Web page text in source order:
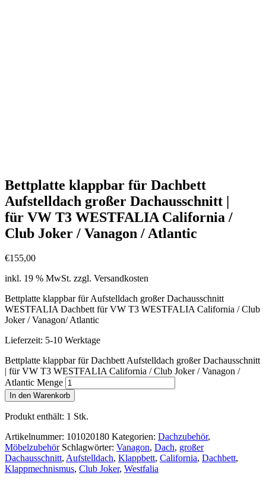
Bettplatte klappbar für Dachbett
Aufstelldach großer Dachausschnitt |
für VW T3 WESTFALIA California /
Club Joker / Vanagon / Atlantic
€155,00
inkl. 19 % MwSt. zzgl. Versandkosten
Bettplatte klappbar für Aufstelldach großer Dachausschnitt
WESTFALIA Dachbett für VW T3 WESTFALIA California / Club
Joker / Vanagon/ Atlantic
Lieferzeit: 5-10 Werktage
Bettplatte klappbar für Dachbett Aufstelldach großer Dachausschnitt
| für VW T3 WESTFALIA California / Club Joker / Vanagon /
Atlantic Menge
In den Warenkorb
Produkt enthält: 1 Stk.
Artikelnummer: 101020180 Kategorien: Dachzubehör,
Möbelzubehör Schlagwörter: Vanagon, Dach, großer
Dachausschnitt, Aufstelldach, Klappbett, California, Dachbett,
Klappmechnismus, Club Joker, Westfalia